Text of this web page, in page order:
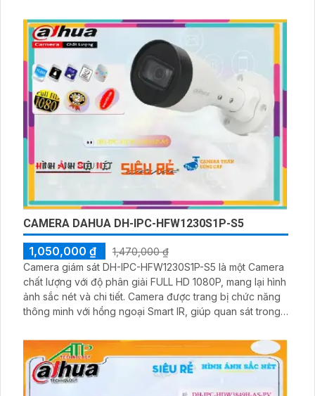
ngoại có tầm quan sát 30m. Camera cũng tích hợp công
nghệ AI, mang lại khả năng nhận diện và phân loại đối
tượng một cách chính xác
CAMERA DAHUA DH-IPC-HFW1230S1P-S5
1,050,000 ₫
1,470,000 ₫
Camera giám sát DH-IPC-HFW1230S1P-S5 là một Camera
chất lượng với độ phân giải FULL HD 1080P, mang lại hình
ảnh sắc nét và chi tiết. Camera được trang bị chức năng
thông minh với hồng ngoại Smart IR, giúp quan sát trong
bị chống ngược sáng DWDR, giúp điều chỉnh ánh sáng
một cách tự động để tạo ra hình ảnh rõ ràng hơn